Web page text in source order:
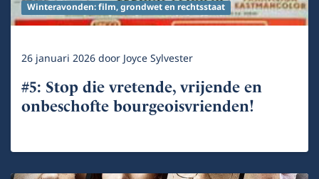
Winteravonden: film, grondwet en rechtsstaat
26 januari 2026doorJoyce Sylvester
#5: Stop die vretende, vrijende en
onbeschofte bourgeoisvrienden!